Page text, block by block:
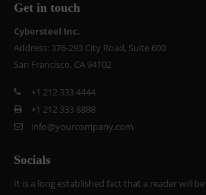
Get in touch
Cybersteel Inc.
Address: 376-293 City Road, Suite 600
San Francisco, CA 94102
+1 212 333 4444
+1 212 333 8888
info@yourcompany.com
Socials
It is a long established fact that a reader will